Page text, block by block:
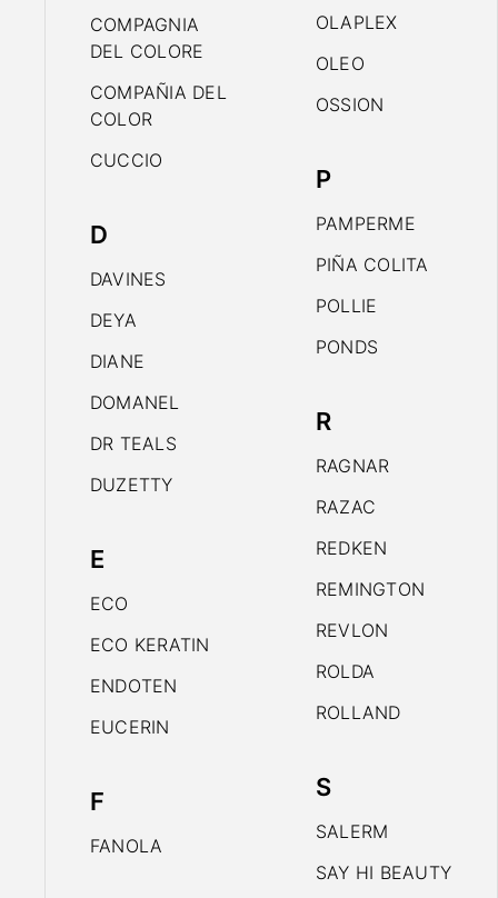
COMPAGNIA
DEL COLORE
COMPAÑIA DEL
COLOR
CUCCIO
D
DAVINES
DEYA
DIANE
DOMANEL
DR TEALS
DUZETTY
E
ECO
ECO KERATIN
ENDOTEN
EUCERIN
F
FANOLA
OLAPLEX
OLEO
OSSION
P
PAMPERME
PIÑA COLITA
POLLIE
PONDS
R
RAGNAR
RAZAC
REDKEN
REMINGTON
REVLON
ROLDA
ROLLAND
S
SALERM
SAY HI BEAUTY